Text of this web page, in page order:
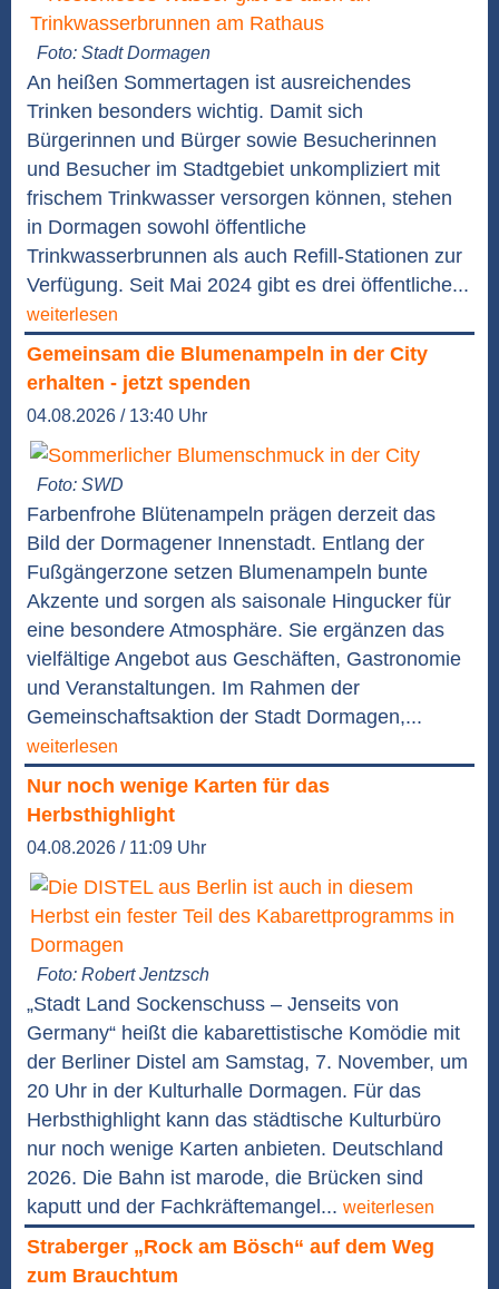
Foto: Stadt Dormagen
An heißen Sommertagen ist ausreichendes
Trinken besonders wichtig. Damit sich
Bürgerinnen und Bürger sowie Besucherinnen
und Besucher im Stadtgebiet unkompliziert mit
frischem Trinkwasser versorgen können, stehen
in Dormagen sowohl öffentliche
Trinkwasserbrunnen als auch Refill-Stationen zur
Verfügung. Seit Mai 2024 gibt es drei öffentliche...
weiterlesen
Gemeinsam die Blumenampeln in der City
erhalten - jetzt spenden
04.08.2026 / 13:40 Uhr
Foto: SWD
Farbenfrohe Blütenampeln prägen derzeit das
Bild der Dormagener Innenstadt. Entlang der
Fußgängerzone setzen Blumenampeln bunte
Akzente und sorgen als saisonale Hingucker für
eine besondere Atmosphäre. Sie ergänzen das
vielfältige Angebot aus Geschäften, Gastronomie
und Veranstaltungen. Im Rahmen der
Gemeinschaftsaktion der Stadt Dormagen,...
weiterlesen
Nur noch wenige Karten für das
Herbsthighlight
04.08.2026 / 11:09 Uhr
Foto: Robert Jentzsch
„Stadt Land Sockenschuss – Jenseits von
Germany“ heißt die kabarettistische Komödie mit
der Berliner Distel am Samstag, 7. November, um
20 Uhr in der Kulturhalle Dormagen. Für das
Herbsthighlight kann das städtische Kulturbüro
nur noch wenige Karten anbieten. Deutschland
2026. Die Bahn ist marode, die Brücken sind
kaputt und der Fachkräftemangel... weiterlesen
Straberger „Rock am Bösch“ auf dem Weg
zum Brauchtum